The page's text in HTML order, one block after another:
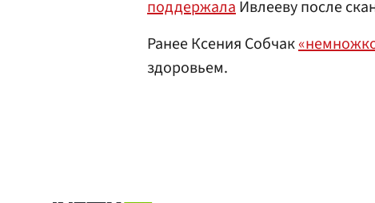
поддержалаИвлееву после
Ранее Ксения Собчак
здоровьем.